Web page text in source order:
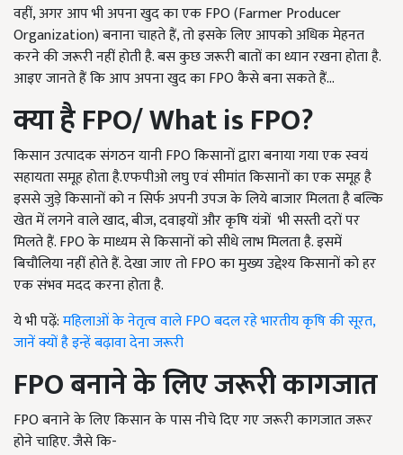
वहीं, अगर आप भी अपना खुद का एक FPO (Farmer Producer
Organization) बनाना चाहते हैं, तो इसके लिए आपको अधिक मेहनत
करने की जरूरी नहीं होती है. बस कुछ जरूरी बातों का ध्यान रखना होता है.
आइए जानते हैं कि आप अपना खुद का FPO कैसे बना सकते हैं...
क्या हैFPO/What is FPO?
किसान उत्पादक संगठन यानी FPO किसानों द्वारा बनाया गया एक स्वयं
सहायता समूह होता है.एफपीओ लघु एवं सीमांत किसानों का एक समूह है
इससे जुड़े किसानों को न सिर्फ अपनी उपज के लिये बाजार मिलता है बल्कि
खेत में लगने वाले खाद, बीज, दवाइयों और कृषि यंत्रों भी सस्ती दरों पर
मिलते हैं.FPO के माध्यम से किसानों को सीधे लाभ मिलता है. इसमें
बिचौलिया नहीं होते हैं. देखा जाए तो FPO का मुख्य उद्देश्य किसानों को हर
एक संभव मदद करना होता है.
ये भी पढ़ें:महिलाओं के नेतृत्व वाले FPO बदल रहे भारतीय कृषि की सूरत,
जानें क्यों है इन्हें बढ़ावा देना जरूरी
FPOबनाने के लिए जरूरी कागजात
FPO बनाने के लिए किसान के पास नीचे दिए गए जरूरी कागजात जरूर
होने चाहिए. जैसे कि-